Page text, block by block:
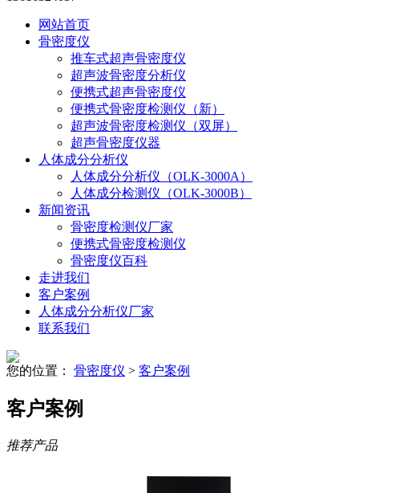
网站首页
骨密度仪
推车式超声骨密度仪
超声波骨密度分析仪
便携式超声骨密度仪
便携式骨密度检测仪（新）
超声波骨密度检测仪（双屏）
超声骨密度仪器
人体成分分析仪
人体成分分析仪（OLK-3000A）
人体成分检测仪（OLK-3000B）
新闻资讯
骨密度检测仪厂家
便携式骨密度检测仪
骨密度仪百科
走进我们
客户案例
人体成分分析仪厂家
联系我们
您的位置： 骨密度仪 > 客户案例
客户案例
推荐产品